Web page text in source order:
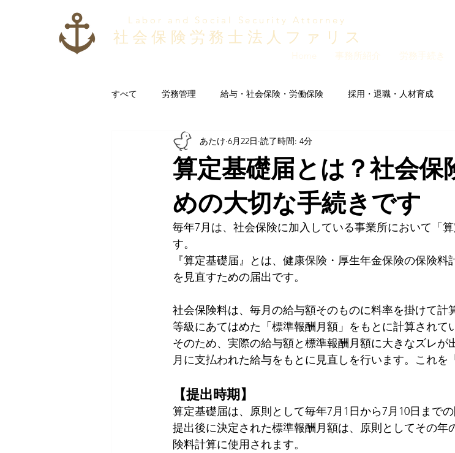
社会保険労務士法人ファリス
Labor and Social Security Attorney
Home 事務所紹介 労務手続き
すべて 労務管理 給与・社会保険・労働保険 採用・退職・人材育成
福利厚生・従業員満足度 その他・お知らせ
算定基礎届とは？社会保
めの大切な手続きです
あたけ 6月22日 読了時間: 4分
毎年7月は、社会保険に加入している事業所において「
す。
『算定基礎届』とは、健康保険・厚生年金保険の保険料
を見直すための届出です。
社会保険料は、毎月の給与額そのものに料率を掛けて計
等級にあてはめた「標準報酬月額」をもとに計算されて
そのため、実際の給与額と標準報酬月額に大きなズレが
月に支払われた給与をもとに見直しを行います。これを
【提出時期】
算定基礎届は、原則として毎年7月1日から7月10日までの
提出後に決定された標準報酬月額は、原則としてその年
険料計算に使用されます。